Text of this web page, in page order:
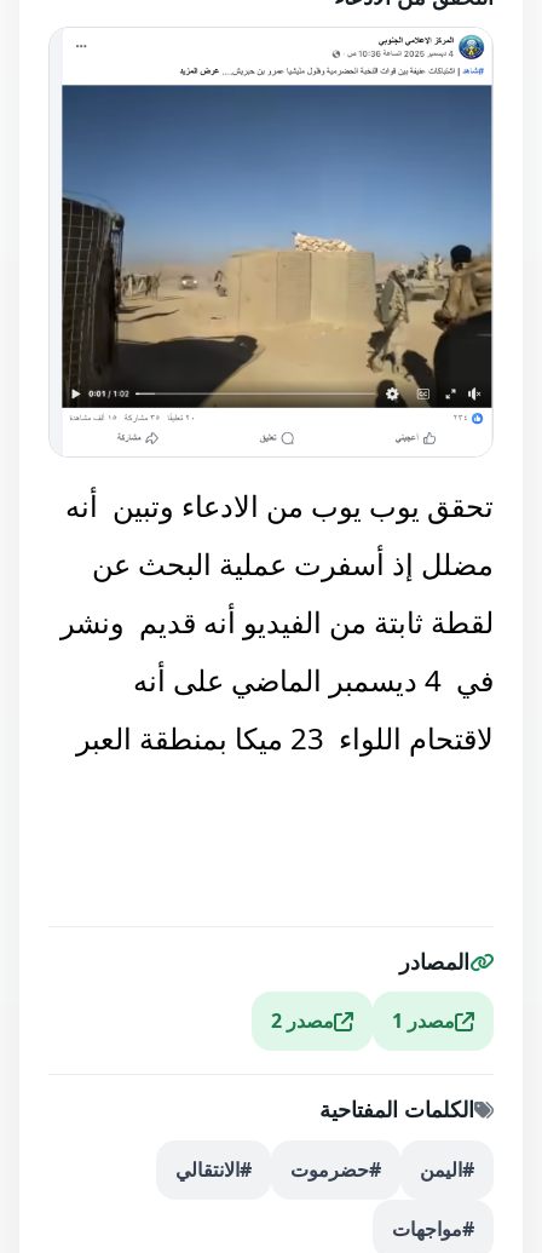
تحقق يوب يوب من الادعاء وتبين أنه
مضلل إذ أسفرت عملية البحث عن
لقطة ثابتة من الفيديو أنه قديم ونشر
في 4 ديسمبر الماضي على أنه
لاقتحام اللواء 23 ميكا بمنطقة العبر
المصادر
مصدر 1 مصدر 2
الكلمات المفتاحية
#اليمن #حضرموت #الانتقالي
#مواجهات